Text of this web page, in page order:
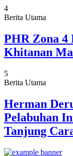
4
Berita Utama
PHR Zona
Khitanan
5
Berita Utama
Herman
Pelabuhan
Tanjung